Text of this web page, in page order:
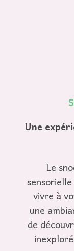
Une
Le
vivre à
une
de